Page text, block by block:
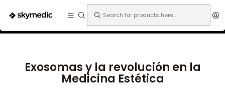
Exosomas y la revolución en la Medicina Estética
Exosomas y la revolución en la
Medicina Estética